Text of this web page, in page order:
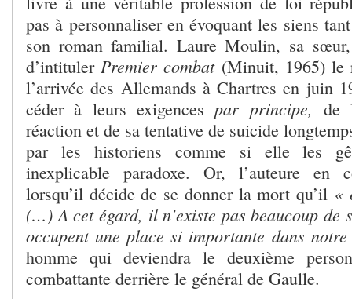
pas à personnaliser en évoquant les siens
son roman familial. Laure Moulin, sa
d’intituler Premier combat (Minuit, 1965) le
l’arrivée des Allemands à Chartres en juin
céder à leurs exigencespar principe, de
réaction et de sa tentative de suicide
par les historiens comme si elle les
inexplicable paradoxe. Or, l’auteure en
lorsqu’il décide de se donner la mort qu’il «
(…) A cet égard, il n’existe pas beaucoup de
occupent une place si importante dans
homme qui deviendra le deuxième
combattante derrière le général de Gaulle.